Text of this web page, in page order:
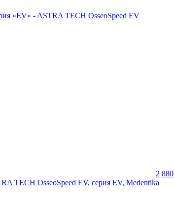
«EV» - ASTRA TECH OsseoSpeed EV
2 880
TECH OsseoSpeed EV, серия EV, Medentika